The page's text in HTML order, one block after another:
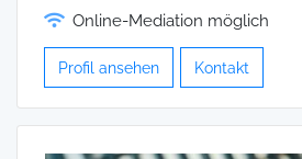
Online-Mediation möglich
Profil ansehen Kontakt